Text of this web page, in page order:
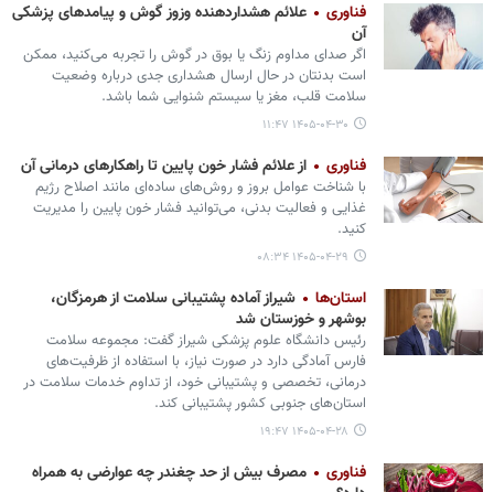
فناوری
علائم هشداردهنده وزوز گوش و پیامدهای پزشکی
آن
اگر صدای مداوم زنگ یا بوق در گوش را تجربه می‌کنید، ممکن
است بدنتان در حال ارسال هشداری جدی درباره وضعیت
سلامت قلب، مغز یا سیستم شنوایی شما باشد.
۱۴۰۵-۰۴-۳۰ ۱۱:۴۷
فناوری از علائم فشار خون پایین تا راهکارهای درمانی آن
با شناخت عوامل بروز و روش‌های ساده‌ای مانند اصلاح رژیم
غذایی و فعالیت بدنی، می‌توانید فشار خون پایین را مدیریت
کنید.
۱۴۰۵-۰۴-۲۹ ۰۸:۳۴
استان‌ها
شیراز آماده پشتیبانی سلامت از هرمزگان،
بوشهر و خوزستان شد
رئیس دانشگاه علوم پزشکی شیراز گفت: مجموعه سلامت
فارس آمادگی دارد در صورت نیاز، با استفاده از ظرفیت‌های
درمانی، تخصصی و پشتیبانی خود، از تداوم خدمات سلامت در
استان‌های جنوبی کشور پشتیبانی کند.
۱۴۰۵-۰۴-۲۸ ۱۹:۴۷
فناوری
مصرف بیش از حد چغندر چه عوارضی به همراه